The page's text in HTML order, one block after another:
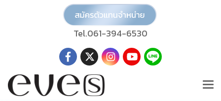
Tel.061-394-6530